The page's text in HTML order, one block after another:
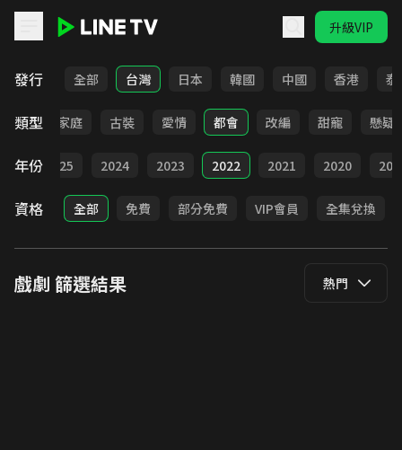
升級VIP
發行 全部 台灣 日本 韓國 中國 香港 泰
類型
校園 家庭 古裝 愛情 都會 改編 甜寵 懸疑
年份 2025 2024 2023 2022 2021 2020
資格 全部 免費 部分免費 VIP會員 全集兌換
戲劇 篩選結果 熱門